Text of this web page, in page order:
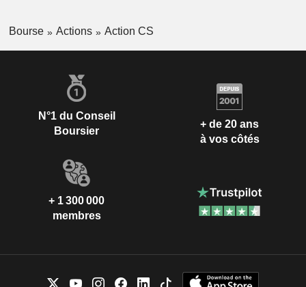
Bourse Actions Action CS
N°1 du Conseil
Boursier
+ de 20 ans
à vos côtés
+ 1 300 000
membres